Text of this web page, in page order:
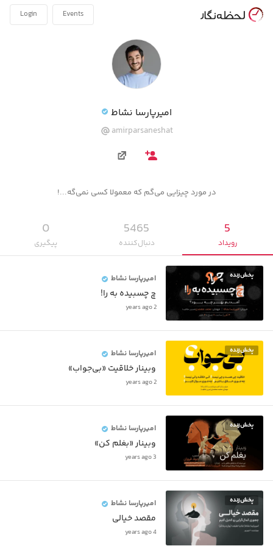
Events
Login
امیرپارسا نشاط
amirparsaneshat
در مورد چیزایی می‌گم که معمولا کسی نمی‌گه...!
5
رویداد‌
5465
دنبال‌کننده
0
پیگیری‌
پخش‌زنده امیرپارسا نشاط
چ چسبیده به را!
2 years ago
پخش‌زنده امیرپارسا نشاط
وبینار خلاقیت «بی‌جواب»
2 years ago
پخش‌زنده امیرپارسا نشاط
وبینار «بغلم کن»
3 years ago
پخش‌زنده امیرپارسا نشاط
مقصد خیالی
4 years ago